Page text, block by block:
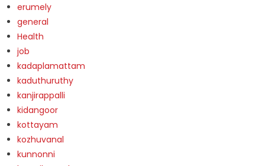
erumely
general
Health
job
kadaplamattam
kaduthuruthy
kanjirappalli
kidangoor
kottayam
kozhuvanal
kunnonni